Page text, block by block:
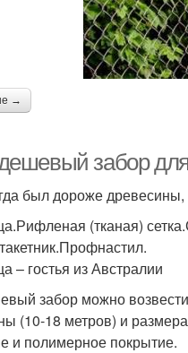
→
забор
был дороже
(тканая)
– гостья из Австралии
забор можно возвести
(10-18 метров) и
и полимерное покрытие.